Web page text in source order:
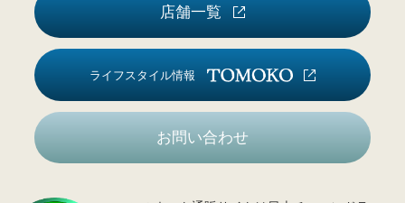
店舗一覧
ライフスタイル情報
お問い合わせ